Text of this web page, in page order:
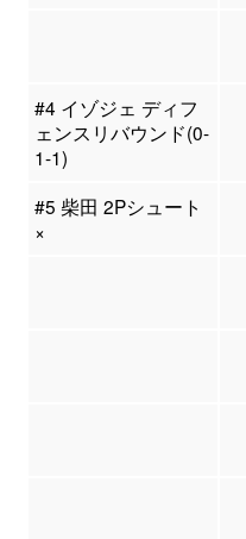
#4 イゾジェ ディフ
ェンスリバウンド(0-
1-1)
#5 柴田 2Pシュート
×